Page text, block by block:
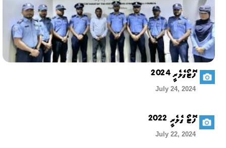
ފޮޓޯގެލެރީ 2024
July 24, 2024
ފޮޓޯ ގެލެރީ 2022
July 22, 2024